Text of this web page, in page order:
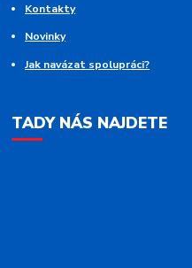
Kontakty
Novinky
Jak navázat spolupráci?
TADY NÁS NAJDETE